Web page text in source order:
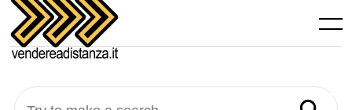
Skip
content
Menu
Try to make a search...